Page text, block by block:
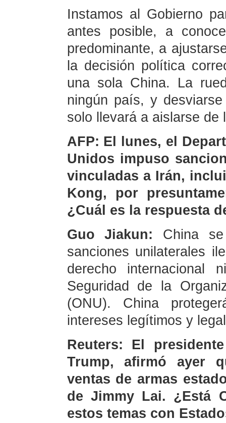
Instamos al Gobierno
antes posible, a
predominante, a
la decisión política
una sola China. La
ningún país, y
solo llevará a aislarse de
AFP: El lunes, el
Unidos impuso
vinculadas a Irán,
Kong, por
¿Cuál es la respuesta
Guo Jiakun: China
sanciones unilaterales
derecho internacional
Seguridad de la
(ONU). China
intereses legítimos y
Reuters: El
Trump, afirmó ayer
ventas de armas
de Jimmy Lai. ¿Está
estos temas con